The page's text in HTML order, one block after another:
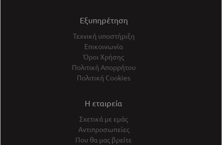
Εξυπηρέτηση
Τεχνική υποστήριξη
Επικοινωνία
Όροι Χρήσης
Πολιτική Απορρήτου
Πολιτική Cookies
Η εταιρεία
Σχετικά με εμάς
Αντιπροσωπείες
Που θα μας βρείτε